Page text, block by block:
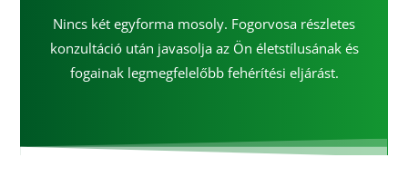
Nincs két egyforma mosoly. Fogorvosa részletes
konzultáció után javasolja az Ön életstílusának és
fogainak legmegfelelőbb fehérítési eljárást.